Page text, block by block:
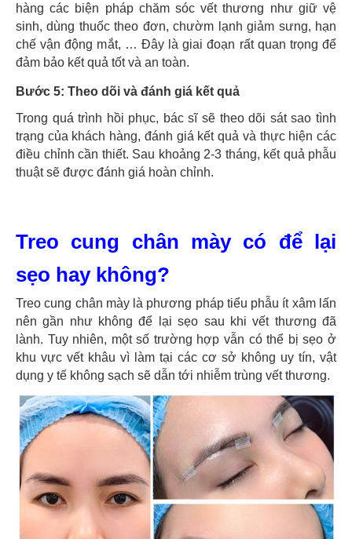
hàng các biện pháp chăm sóc vết thương như giữ vệ
sinh, dùng thuốc theo đơn, chườm lạnh giảm sưng, hạn
chế vận động mắt, … Đây là giai đoạn rất quan trọng để
đảm bảo kết quả tốt và an toàn.
Bước 5: Theo dõi và đánh giá kết quả
Trong quá trình hồi phục, bác sĩ sẽ theo dõi sát sao tình
trạng của khách hàng, đánh giá kết quả và thực hiện các
điều chỉnh cần thiết. Sau khoảng 2-3 tháng, kết quả phẫu
thuật sẽ được đánh giá hoàn chỉnh.
Treo cung chân mày có để lại
sẹo hay không?
Treo cung chân mày là phương pháp tiểu phẫu ít xâm lấn
nên gần như không để lại sẹo sau khi vết thương đã
lành. Tuy nhiên, một số trường hợp vẫn có thể bị sẹo ở
khu vực vết khâu vì làm tại các cơ sở không uy tín, vật
dụng y tế không sạch sẽ dẫn tới nhiễm trùng vết thương.